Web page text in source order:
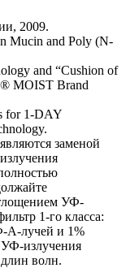
2009.
Mucin and Poly (N-
and “Cushion of
MOIST Brand
for 1-DAY
заменой
УФ-
1-го класса:
А-лучей и 1%
излучения
волн.